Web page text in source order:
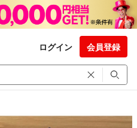
ログイン 会員登録